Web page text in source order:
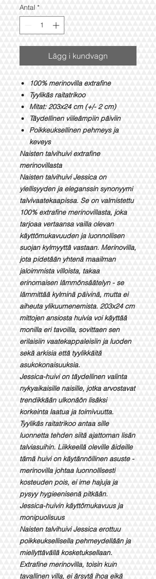
Antal *
Lägg i kundvagn
100% merinovilla extrafine
Tyylikäs raitatrikoo
Mitat: 203x24 cm (+/- 2 cm)
Täydellinen viileämpiin päiviin
Poikkeuksellinen pehmeys ja
keveys
Naisten talvihuivi extrafine
merinovillasta
Naisten talvihuivi Jessica on
ylellisyyden ja eleganssin synonyymi
talvivaatekaapissa. Se on valmistettu
100% extrafine merinovillasta, joka
tarjoaa vertaansa vailla olevan
käyttömukavuuden ja luonnollisen
suojan kylmyyttä vastaan. Merinovilla,
jota pidetään yhtenä maailman
jaloimmista villoista, takaa
erinomaisen lämmönsäätelyn - se
lämmittää kylminä päivinä, mutta ei
aiheuta ylikuumenemista. 203x24 cm
mittojen ansiosta huivia voi käyttää
monilla eri tavoilla, sovittaen sen
erilaisiin vaatekappaleisiin ja luoden
sekä arkisia että tyylikkäitä
asukokonaisuuksia.
Jessica-huivi on täydellinen valinta
nykyaikaisille naisille, jotka arvostavat
trendikkään ulkonäön lisäksi
korkeinta laatua ja toimivuutta.
Tyylikäs raitatrikoo antaa sille
luonnetta tehden siitä ajattoman lisän
talviasuihin. Liikkeellä oleville äideille
tämä huivi on käytännöllinen asuste -
merinovilla johtaa luonnollisesti
kosteuden pois, ei ime hajuja ja
pysyy hygieenisenä pitkään.
Jessica-huivin käyttömukavuus ja
monipuolisuus
Naisten talvihuivi Jessica erottuu
poikkeuksellisella pehmeydellään ja
miellyttävällä kosketuksellaan.
Extrafine merinovilla, toisin kuin
tavallinen villa, ei ärsytä ihoa eikä